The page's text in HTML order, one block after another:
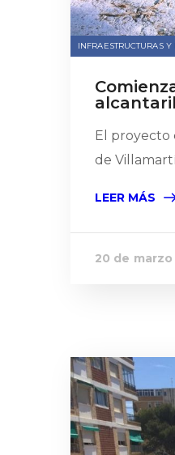
INFRAESTRUCTURAS
El proyecto
de
LEER MÁS
20 de